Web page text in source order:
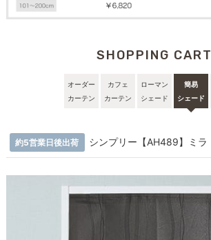
SHOPPING CART
オーダー
カーテン
カフェ
カーテン
ローマン
シェード
簡易
シェード
約5営業日後出荷 シンプリー【AH489】ミラ